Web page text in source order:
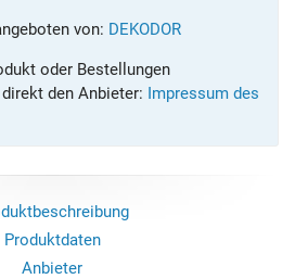
von: DEKODOR
oder Bestellungen
den Anbieter: Impressum des
Produktdaten
Anbieter